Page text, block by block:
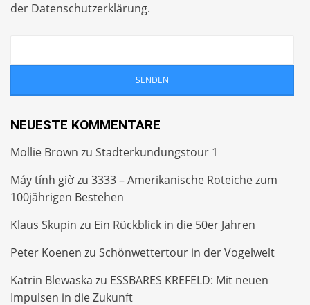
der Datenschutzerklärung.
NEUESTE KOMMENTARE
Mollie Brown zu Stadterkundungstour 1
Máy tính giờzu 3333 – Amerikanische Roteiche zum
100jährigen Bestehen
Klaus Skupin zu Ein Rückblick in die 50er Jahren
Peter Koenen zu Schönwettertour in der Vogelwelt
Katrin Blewaska zu ESSBARES KREFELD: Mit neuen
Impulsen in die Zukunft